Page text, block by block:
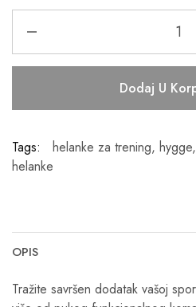
Dodaj U
Tags: helanke za trening, hygge,
helanke
OPIS
Tražite savršen dodatak vašoj